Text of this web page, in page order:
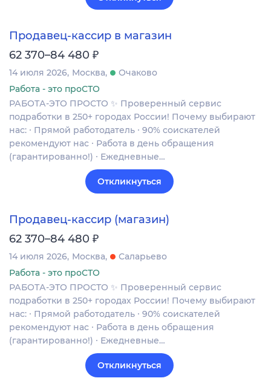
Продавец-кассир в магазин
62 370–84 480 ₽
14 июля 2026 Москва
Очаково
Работа - это проСТО
РАБОТА-ЭТО ПРОСТО ✨ Проверенный сервис
подработки в 250+ городах России! Почему выбирают
нас: ∙ Прямой работодатель ∙ 90% соискателей
рекомендуют нас ∙ Работа в день обращения
(гарантированно!) ∙ Ежедневные…
Откликнуться
Продавец-кассир (магазин)
62 370–84 480 ₽
14 июля 2026 Москва
Саларьево
Работа - это проСТО
РАБОТА-ЭТО ПРОСТО ✨ Проверенный сервис
подработки в 250+ городах России! Почему выбирают
нас: ∙ Прямой работодатель ∙ 90% соискателей
рекомендуют нас ∙ Работа в день обращения
(гарантированно!) ∙ Ежедневные…
Откликнуться